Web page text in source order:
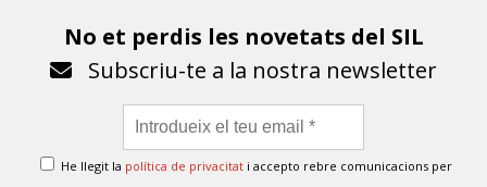
No et perdis les novetats del SIL
Subscriu-te a la nostra newsletter
He llegit la política de privacitati accepto rebre comunicacions per